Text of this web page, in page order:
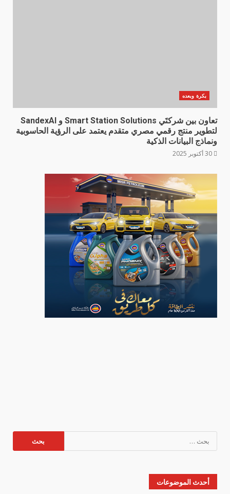
بكرة وبعده
تعاون بين شركتَي Smart Station Solutions و SandexAI
لتطوير منتج رقمي مصري متقدم يعتمد على الرؤية الحاسوبية
ونماذج البيانات الذكية
عن:
أحدث الموضوعات